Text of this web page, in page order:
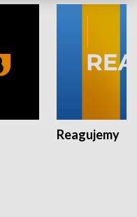
Reagujemy